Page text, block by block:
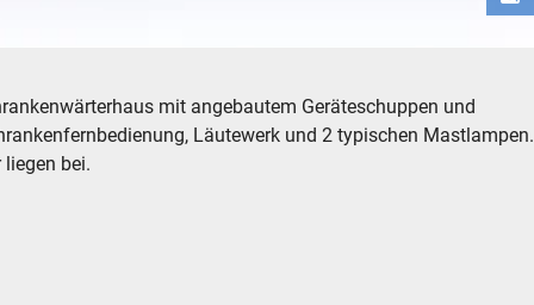
mit angebautem Geräteschuppen und
Läutewerk und 2 typischen Mastlampen.
bei.